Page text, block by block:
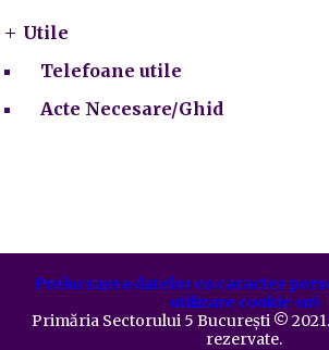
Utile
Telefoane utile
Acte Necesare/Ghid
Prelucrarea datelor cu caracter
utilizare cookie-uri
Primăria Sectorului 5 București ©️
rezervate.